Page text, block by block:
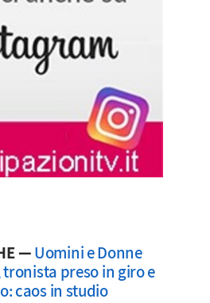
—Uomini e Donne
preso in giro e
caos in studio